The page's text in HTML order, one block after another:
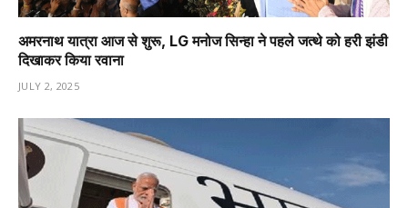
अमरनाथ यात्रा आज से शुरू, LG मनोज सिन्हा ने पहले जत्थे को हरी झंडी
दिखाकर किया रवाना
JULY 2, 2025